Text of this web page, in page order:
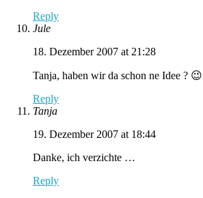
Reply
Jule
18. Dezember 2007 at 21:28
Tanja, haben wir da schon ne Idee ? 😉
Reply
Tanja
19. Dezember 2007 at 18:44
Danke, ich verzichte …
Reply